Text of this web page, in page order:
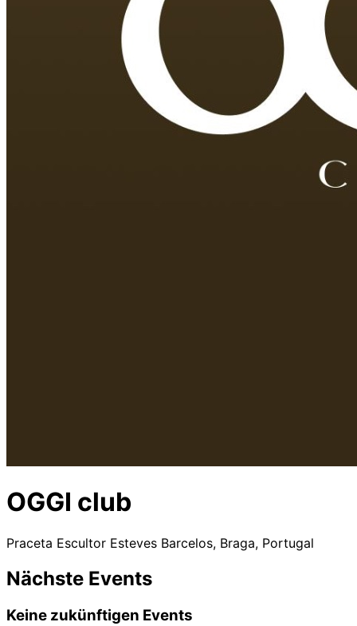
OGGI club
Praceta Escultor Esteves Barcelos, Braga, Portugal
Nächste Events
Keine zukünftigen Events